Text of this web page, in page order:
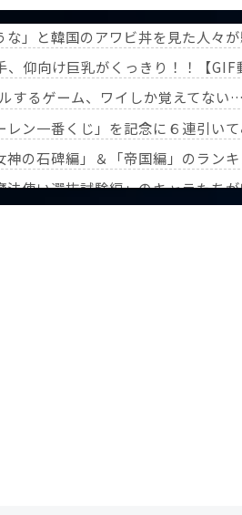
な」と韓国のアワビ丼を見た人
仰向け巨乳がくっきり！！【GIF
するゲーム、ワイしか覚えてない…
レン一番くじ」を記念に６連引
レン』第3回人気投票】
神の石碑編」＆「帝国編」のラ
送のフリーレン』第3回人気投票】
使い選抜試験編」のキャラたち